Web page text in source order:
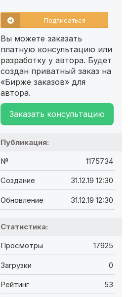
Подписаться
Вы можете заказать
платную консультацию или
разработку у автора. Будет
создан приватный заказ на
«Бирже заказов» для
автора.
Заказать консультацию
Публикация:
№ 1175734
Создание 31.12.19 12:30
Обновление 31.12.19 12:30
Статистика:
Просмотры 17925
Загрузки 0
Рейтинг 53